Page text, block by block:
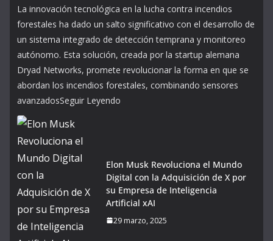
La innovación tecnológica en la lucha contra incendios
forestales ha dado un salto significativo con el desarrollo de
un sistema integrado de detección temprana y monitoreo
autónomo. Esta solución, creada por la startup alemana
Dryad Networks, promete revolucionar la forma en que se
abordan los incendios forestales, combinando sensores
avanzadosSeguir Leyendo
Elon Musk Revoluciona el Mundo
Digital con la Adquisición de X por
su Empresa de Inteligencia
Artificial xAI
29 marzo, 2025